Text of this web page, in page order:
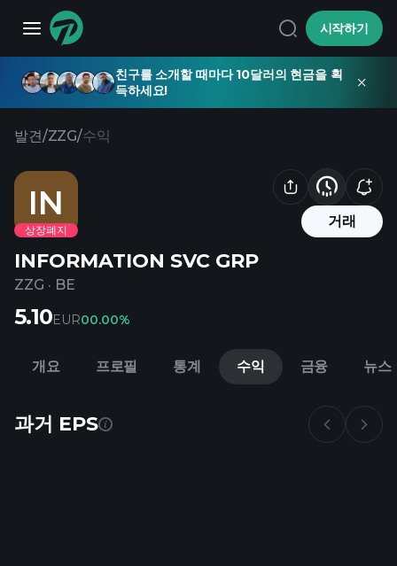
시작하기
친구를 소개할 때마다 10달러의 현금을 획
득하세요!
발견/ZZG/수익
IN
상장폐지
거래
INFORMATION SVC GRP
ZZG · BE
5.10EUR00.00%
개요 프로필 통계 수익 금융 뉴스
과거 EPS